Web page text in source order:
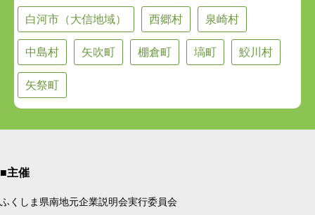
白河市（大信地域） 西郷村 泉崎村
中島村 矢吹町 棚倉町 塙町 鮫川村
矢祭町
■主催
ふくしま県南地元企業説明会実行委員会